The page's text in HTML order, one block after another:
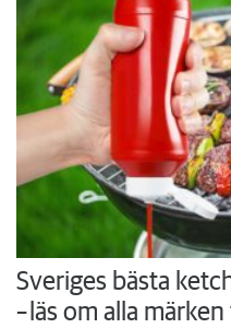
Sveriges bästa
– läs om alla